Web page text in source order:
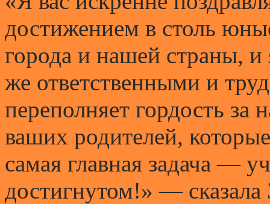
достижением в столь
города и нашей страны, и
же ответственными и
переполняет гордость за
ваших родителей,
самая главная задача —
достигнутом!» —